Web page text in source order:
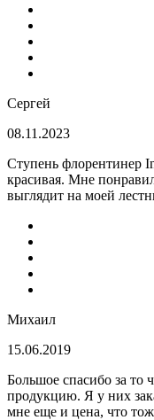
Сергей
08.11.2023
Ступень флорентинер
красивая. Мне
выглядит на моей
Михаил
15.06.2019
Большое спасибо за то
продукцию. Я у них
мне еще и цена, что